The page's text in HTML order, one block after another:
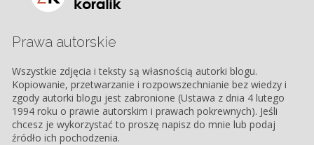
Prawa autorskie
Wszystkie zdjęcia i teksty są własnością autorki blogu.
Kopiowanie, przetwarzanie i rozpowszechnianie bez wiedzy i
zgody autorki blogu jest zabronione (Ustawa z dnia 4 lutego
1994 roku o prawie autorskim i prawach pokrewnych). Jeśli
chcesz je wykorzystać to proszę napisz do mnie lub podaj
źródło ich pochodzenia.